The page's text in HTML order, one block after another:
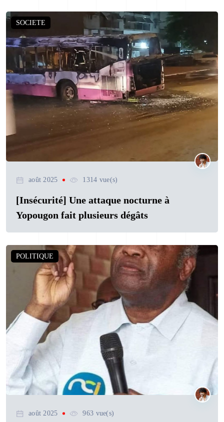
SOCIETE
août 2025 1314 vue(s)
[Insécurité] Une attaque nocturne à
Yopougon fait plusieurs dégâts
POLITIQUE
août 2025 963 vue(s)